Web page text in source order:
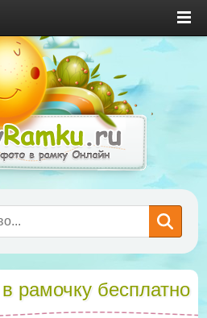
рамочку бесплатно